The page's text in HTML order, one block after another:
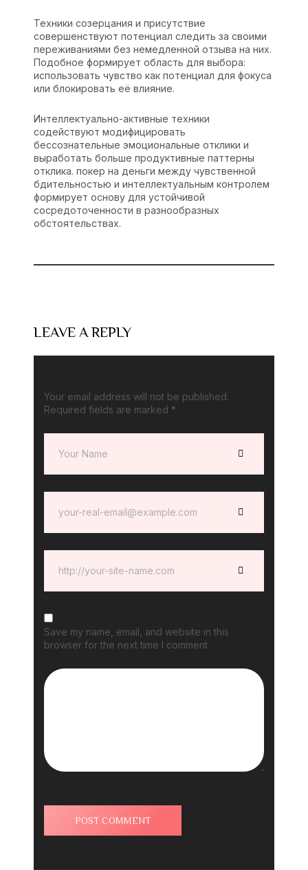
Техники созерцания и присутствие
совершенствуют потенциал следить за своими
переживаниями без немедленной отзыва на них.
Подобное формирует область для выбора:
использовать чувство как потенциал для фокуса
или блокировать её влияние.
Интеллектуально-активные техники
содействуют модифицировать
бессознательные эмоциональные отклики и
выработать больше продуктивные паттерны
отклика. покер на деньги между чувственной
бдительностью и интеллектуальным контролем
формирует основу для устойчивой
сосредоточенности в разнообразных
обстоятельствах.
LEAVE A REPLY
Your email address will not be published.
Required fields are marked *
Save my name, email, and website in this
browser for the next time I comment.